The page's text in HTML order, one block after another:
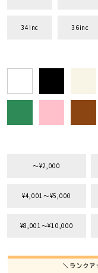
34inc 36inc
〜¥2,000
¥4,001〜¥5,000
¥8,001〜¥10,000